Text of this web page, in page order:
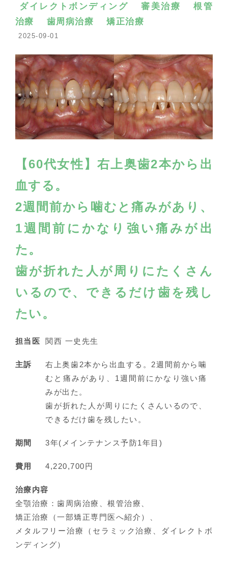
ダイレクトボンディング 審美治療
根管
治療
歯周病治療 矯正治療
2025-09-01
【60代女性】右上奥歯2本から出
血する。
2週間前から噛むと痛みがあり、
1週間前にかなり強い痛みが出
た。
歯が折れた人が周りにたくさん
いるので、できるだけ歯を残し
たい。
担当医 関西 一史先生
主訴
右上奥歯2本から出血する。2週間前から噛
むと痛みがあり、1週間前にかなり強い痛
みが出た。
歯が折れた人が周りにたくさんいるので、
できるだけ歯を残したい。
期間 3年(メインテナンス予防1年目)
費用 4,220,700円
治療内容
全顎治療：歯周病治療、根管治療、
矯正治療（一部矯正専門医へ紹介）、
メタルフリー治療（セラミック治療、ダイレクトボ
ンディング）